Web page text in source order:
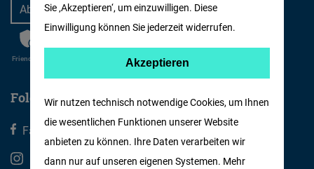
CAPTCHAAnti-Roboter-Verifizierung
Friendly
Folgen Sie uns
Facebook
X
Instagram
Youtube
Wir nutzen technisch notwendige Cookies, um Ihnen
die wesentlichen Funktionen unserer Website
anbieten zu können. Ihre Daten verarbeiten wir
dann nur auf unseren eigenen Systemen. Mehr
Sie ‚Akzeptieren‘, um einzuwilligen. Diese
Einwilligung können Sie jederzeit widerrufen.
Facebook
Embed
Akzeptieren